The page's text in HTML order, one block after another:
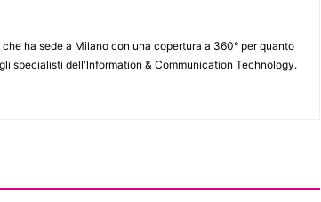
ha sede a Milano con una copertura a 360° per quanto
specialisti dell'lnformation & Communication Technology.